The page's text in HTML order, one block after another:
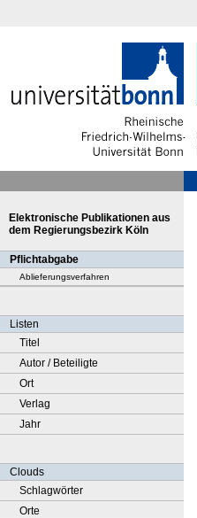
Elektronische Publikationen aus
dem Regierungsbezirk Köln
Pflichtabgabe
Ablieferungsverfahren
Listen
Titel
Autor / Beteiligte
Ort
Verlag
Jahr
Clouds
Schlagwörter
Orte